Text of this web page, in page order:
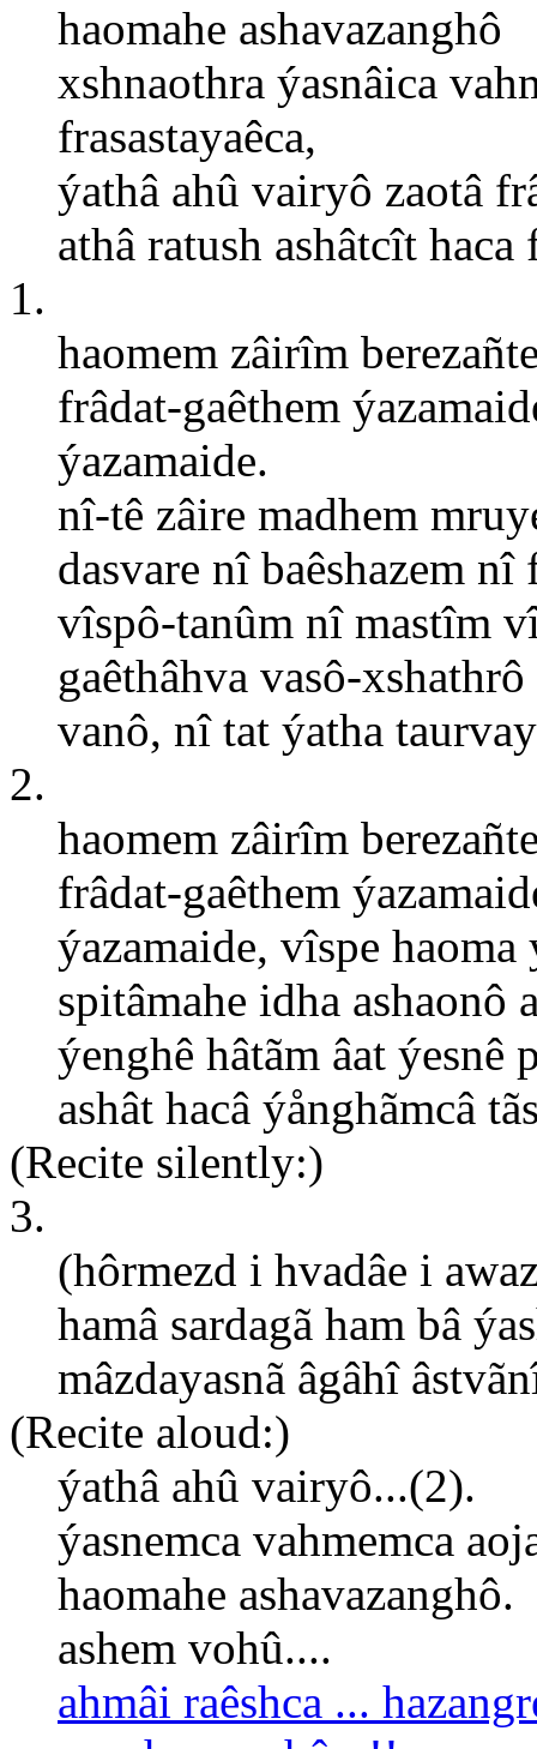
haomahe ashavazanghô
xshnaothra ýasnâica
frasastayaêca,
ýathâ ahû vairyô zaotâ
athâ ratush ashâtcît
1.
haomem zâirîm
frâdat-gaêthem
ýazamaide.
nî-tê zâire madhem
dasvare nî baêshazem
vîspô-tanûm nî mastîm
gaêthâhva vasô-
vanô, nî tat ýatha
2.
haomem zâirîm
frâdat-gaêthem
ýazamaide, vîspe haoma
spitâmahe idha ashaonô
ýenghê hâtãm âat ýesnê
ashât hacâ ýånghãmcâ
(Recite silently:)
3.
(hôrmezd i hvadâe i
hamâ sardagã ham bâ
mâzdayasnã âgâhî
(Recite aloud:)
ýathâ ahû vairyô...(2).
ýasnemca vahmemca
haomahe ashavazanghô.
ashem vohû....
ahmâi raêshca ...